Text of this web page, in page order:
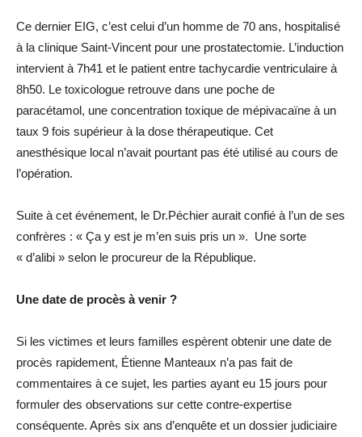
Ce dernier EIG, c’est celui d’un homme de 70 ans, hospitalisé
à la clinique Saint-Vincent pour une prostatectomie. L’induction
intervient à 7h41 et le patient entre tachycardie ventriculaire à
8h50. Le toxicologue retrouve dans une poche de
paracétamol, une concentration toxique de mépivacaïne à un
taux 9 fois supérieur à la dose thérapeutique. Cet
anesthésique local n’avait pourtant pas été utilisé au cours de
l’opération.
Suite à cet événement, le Dr.Péchier aurait confié à l’un de ses
confrères : « Ça y est je m’en suis pris un ». Une sorte
« d’alibi » selon le procureur de la République.
Une date de procès à venir ?
Si les victimes et leurs familles espèrent obtenir une date de
procès rapidement, Étienne Manteaux n’a pas fait de
commentaires à ce sujet, les parties ayant eu 15 jours pour
formuler des observations sur cette contre-expertise
conséquente. Après six ans d’enquête et un dossier judiciaire